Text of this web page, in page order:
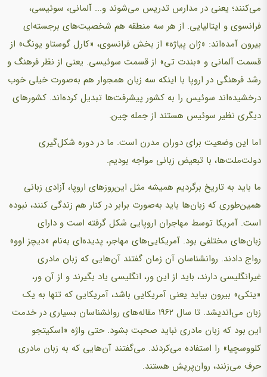
می‌کنند؛ یعنی در مدارس تدریس می‌شوند و... آلمانی، سوئیسی،
فرانسوی و ایتالیایی. از هر سه منطقه هم شخصیت‌های برجسته‌ای
بیرون آمده‌اند: «ژان پیاژه» از بخش فرانسوی، «کارل گوستاو یونگ» از
قسمت آلمانی و «بندت تی» از قسمت سوئیسی. یعنی از نظر فرهنگ و
رشد فرهنگی در اروپا با اینکه سه زبان همجوار هم به‌صورت خیلی خوب
درخشیده‌اند سوئیس را به کشور پیشرفت‌ها تبدیل کرده‌اند. کشورهای
دیگری نظیر سوئیس هستند از جمله چین.
اما این وضعیت برای دوران مدرن است. ما در دوره شکل‌گیری
دولت‌ملت‌ها، با تبعیض زبانی مواجه بودیم.
ما باید به تاریخ برگردیم همیشه مثل این‌روزهای اروپا، آزادی زبانی
همین‌طوری که زبان‌ها باید به‌صورت برابر در کنار هم زندگی کنند، نبوده
است. آمریکا توسط مهاجران اروپایی شکل گرفته است و دارای
زبان‌های مختلفی بود. آمریکایی‌های مهاجر، پدیده‌ای به‌نام «دیچز اوو»
رواج دادند. روانشناسان آن زمان گفتند آن‌هایی که زبان مادری
غیرانگلیسی دارند، باید از این ور، انگلیسی یاد بگیرند و از آن ور،
«ینکی» بیرون بیاید یعنی آمریکایی باشد، آمریکایی که تنها به یک
زبان می‌اندیشد. تا سال ۱۹۶۲ مقاله‌های روانشناسان بسیاری در خدمت
این بود که زبان مادری نباید صحبت بشود. حتی واژه «اسکیتجو
کلووسچیا» را استفاده می‌کردند. می‌گفتند آن‌هایی که به زبان مادری
حرف می‌زنند، روان‌پریش هستند.